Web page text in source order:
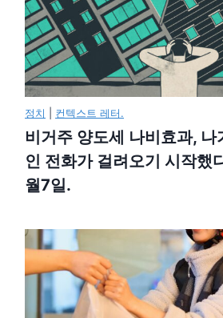
정치 컨텍스트 레터.
비거주 양도세 나비효과, 나
인 전화가 걸려오기 시작했
월7일.